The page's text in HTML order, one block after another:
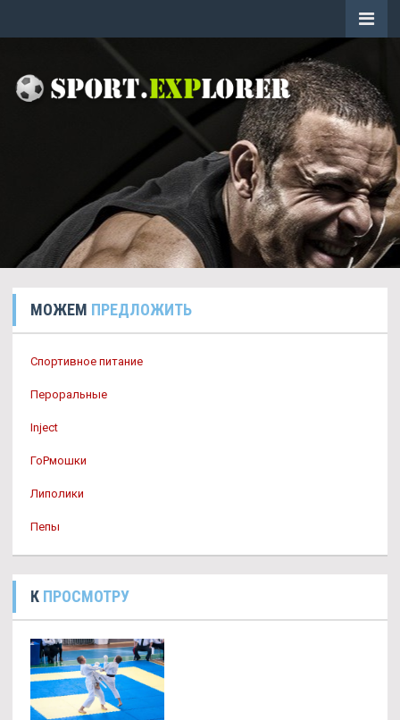
МОЖЕМ ПРЕДЛОЖИТЬ
Спортивное питание
Пероральные
Inject
ГоРмошки
Липолики
Пепы
К ПРОСМОТРУ